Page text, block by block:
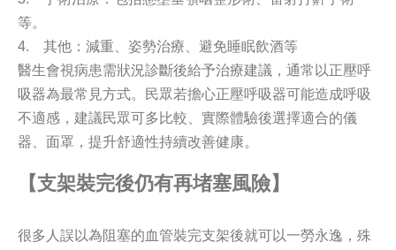
等。
4. 其他：減重、姿勢治療、避免睡眠飲酒等
醫生會視病患需狀況診斷後給予治療建議，通常以正壓呼
吸器為最常見方式。民眾若擔心正壓呼吸器可能造成呼吸
不適感，建議民眾可多比較、實際體驗後選擇適合的儀
器、面罩，提升舒適性持續改善健康。
【支架裝完後仍有再堵塞風險】
很多人誤以為阻塞的血管裝完支架後就可以一勞永逸，殊